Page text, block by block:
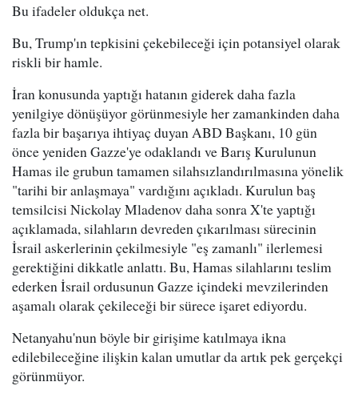
Bu ifadeler oldukça net.
Bu, Trump'ın tepkisini çekebileceği için potansiyel olarak
riskli bir hamle.
İran konusunda yaptığı hatanın giderek daha fazla
yenilgiye dönüşüyor görünmesiyle her zamankinden daha
fazla bir başarıya ihtiyaç duyan ABD Başkanı, 10 gün
önce yeniden Gazze'ye odaklandı ve Barış Kurulunun
Hamas ile grubun tamamen silahsızlandırılmasına yönelik
"tarihi bir anlaşmaya" vardığını açıkladı. Kurulun baş
temsilcisi Nickolay Mladenov daha sonra X'te yaptığı
açıklamada, silahların devreden çıkarılması sürecinin
İsrail askerlerinin çekilmesiyle "eş zamanlı" ilerlemesi
gerektiğini dikkatle anlattı. Bu, Hamas silahlarını teslim
ederken İsrail ordusunun Gazze içindeki mevzilerinden
aşamalı olarak çekileceği bir sürece işaret ediyordu.
Netanyahu'nun böyle bir girişime katılmaya ikna
edilebileceğine ilişkin kalan umutlar da artık pek gerçekçi
görünmüyor.